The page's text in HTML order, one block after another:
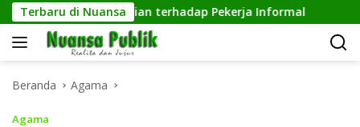
Langsung
ke
konten
Terbaru di Nuansa
Kepedulian terhadap Pekerja Informal
Beranda Agama
Agama